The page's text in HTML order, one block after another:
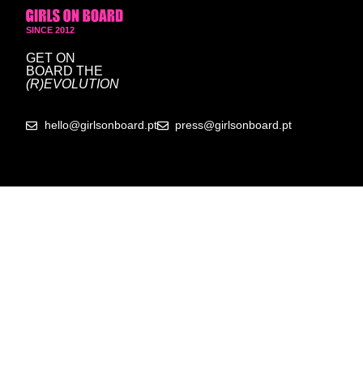
SINCE 2012
GET ON
BOARD THE
(R)EVOLUTION
hello@girlsonboard.pt press@girlsonboard.pt